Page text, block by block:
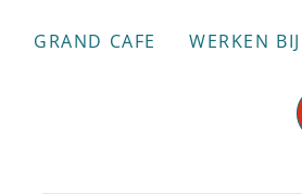
GRAND CAFE WERKEN BIJ